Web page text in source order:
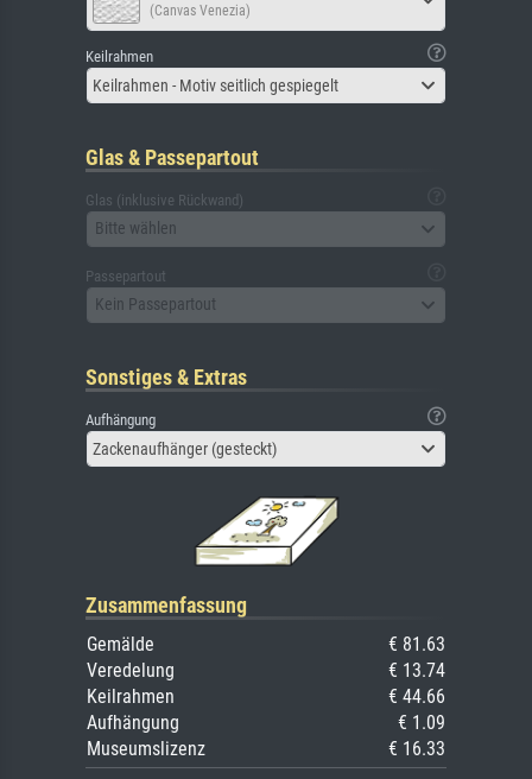
(Canvas Venezia)
Keilrahmen
Keilrahmen - Motiv seitlich gespiegelt
Glas & Passepartout
Glas (inklusive Rückwand)
Bitte wählen
Passepartout
Kein Passepartout
Sonstiges & Extras
Aufhängung
Zackenaufhänger (gesteckt)
Zusammenfassung
Gemälde
€ 81.63
Veredelung
€ 13.74
Keilrahmen
€ 44.66
Aufhängung
€ 1.09
Museumslizenz
€ 16.33